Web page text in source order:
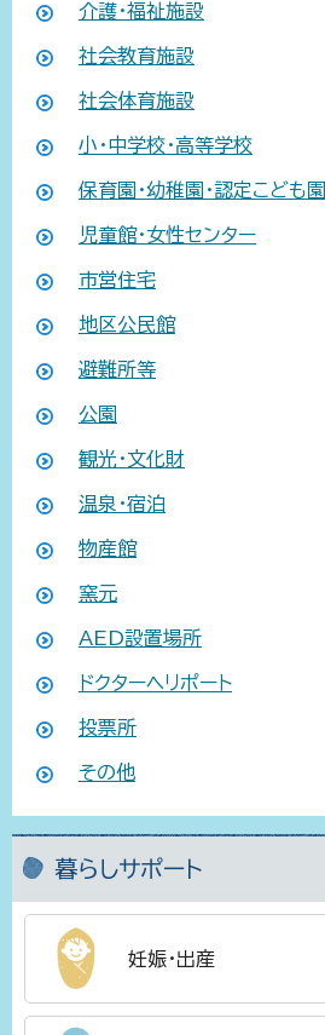
介護・福祉施設
社会教育施設
社会体育施設
小・中学校・高等学校
保育園・幼稚園・認定こども園
児童館・女性センター
市営住宅
地区公民館
避難所等
公園
観光・文化財
温泉・宿泊
物産館
窯元
AED設置場所
ドクターヘリポート
投票所
その他
暮らしサポート
妊娠・出産